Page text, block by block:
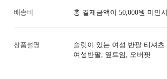
배송비 총 결제금액이 50,000원 미만
상품설명
슬릿이 있는 여성 반팔 티셔츠
여성반팔, 옆트임, 오버핏